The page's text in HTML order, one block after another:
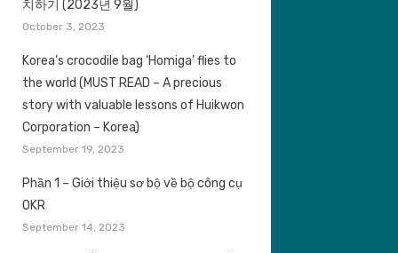
치하기 (2023년 9월)
October 3, 2023
Korea’s crocodile bag ‘Homiga’ flies to
the world (MUST READ – A precious
story with valuable lessons of Huikwon
Corporation – Korea)
September 19, 2023
Phần 1 – Giới thiệu sơ bộ về bộ công cụ
OKR
September 14, 2023